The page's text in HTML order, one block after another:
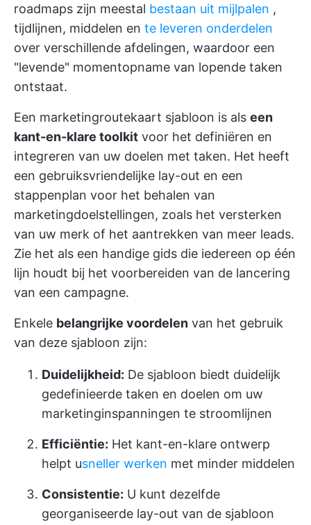
roadmaps zijn meestal bestaan uit mijlpalen ,
tijdlijnen, middelen en te leveren onderdelen
over verschillende afdelingen, waardoor een
"levende" momentopname van lopende taken
ontstaat.
Een marketingroutekaart sjabloon is als een
kant-en-klare toolkit voor het definiëren en
integreren van uw doelen met taken. Het heeft
een gebruiksvriendelijke lay-out en een
stappenplan voor het behalen van
marketingdoelstellingen, zoals het versterken
van uw merk of het aantrekken van meer leads.
Zie het als een handige gids die iedereen op één
lijn houdt bij het voorbereiden van de lancering
van een campagne.
Enkele belangrijke voordelen van het gebruik
van deze sjabloon zijn:
Duidelijkheid: De sjabloon biedt duidelijk
gedefinieerde taken en doelen om uw
marketinginspanningen te stroomlijnen
Efficiëntie: Het kant-en-klare ontwerp
helpt usneller werken met minder middelen
Consistentie: U kunt dezelfde
georganiseerde lay-out van de sjabloon